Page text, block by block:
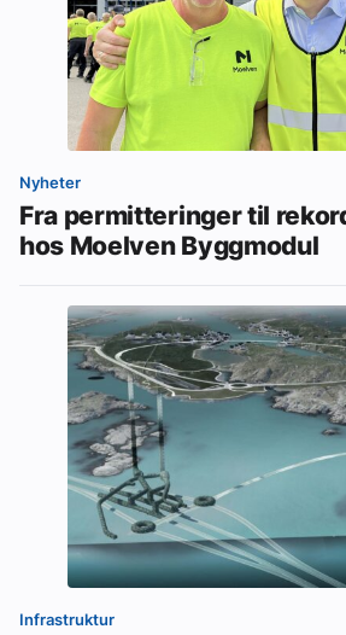
Nyheter
Fra permitteringer til
hos Moelven Byggmodul
Infrastruktur